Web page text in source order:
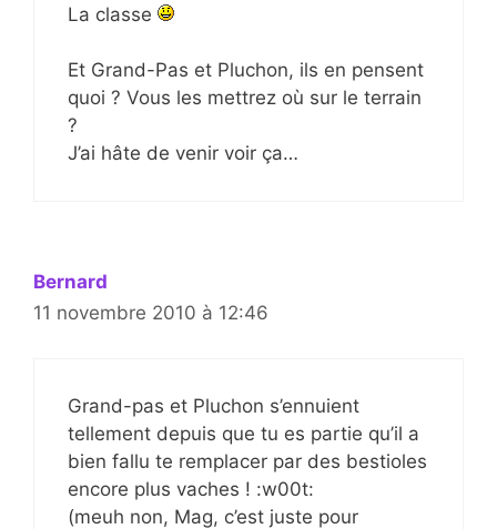
La classe
Et Grand-Pas et Pluchon, ils en pensent
quoi ? Vous les mettrez où sur le terrain
?
J’ai hâte de venir voir ça…
Bernard
11 novembre 2010 à 12:46
Grand-pas et Pluchon s’ennuient
tellement depuis que tu es partie qu’il a
bien fallu te remplacer par des bestioles
encore plus vaches ! :w00t:
(meuh non, Mag, c’est juste pour